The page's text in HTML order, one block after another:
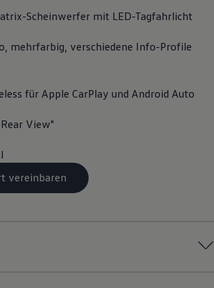
und Kontrollleuchten
Betriebsanleitung
Beratung
R
Kundenbetreuung
Scheinwerfer mit LED-Tagfahrlicht
mehrfarbig, verschiedene Info-Profile
für Apple CarPlay und Android Auto
View"
vereinbaren